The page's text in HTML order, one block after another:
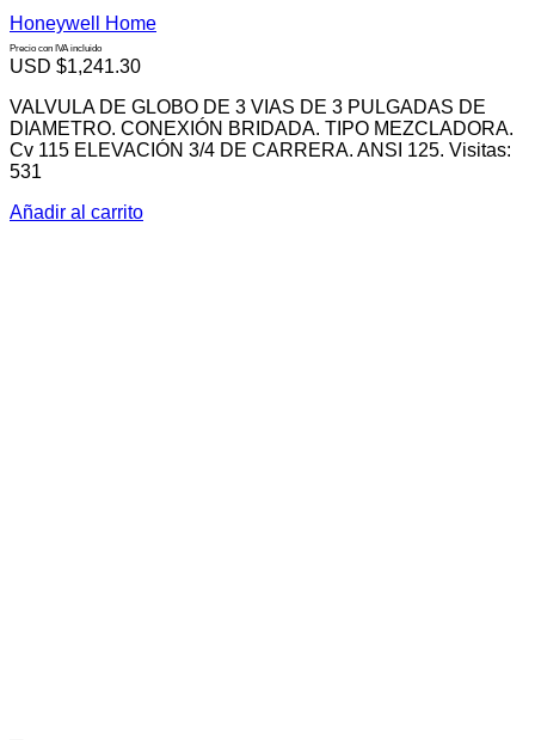
Honeywell Home
Precio con IVA incluido
USD $1,241.30
VALVULA DE GLOBO DE 3 VIAS DE 3 PULGADAS DE
DIAMETRO. CONEXIÓN BRIDADA. TIPO MEZCLADORA.
Cv 115 ELEVACIÓN 3/4 DE CARRERA. ANSI 125. Visitas:
531
Añadir al carrito